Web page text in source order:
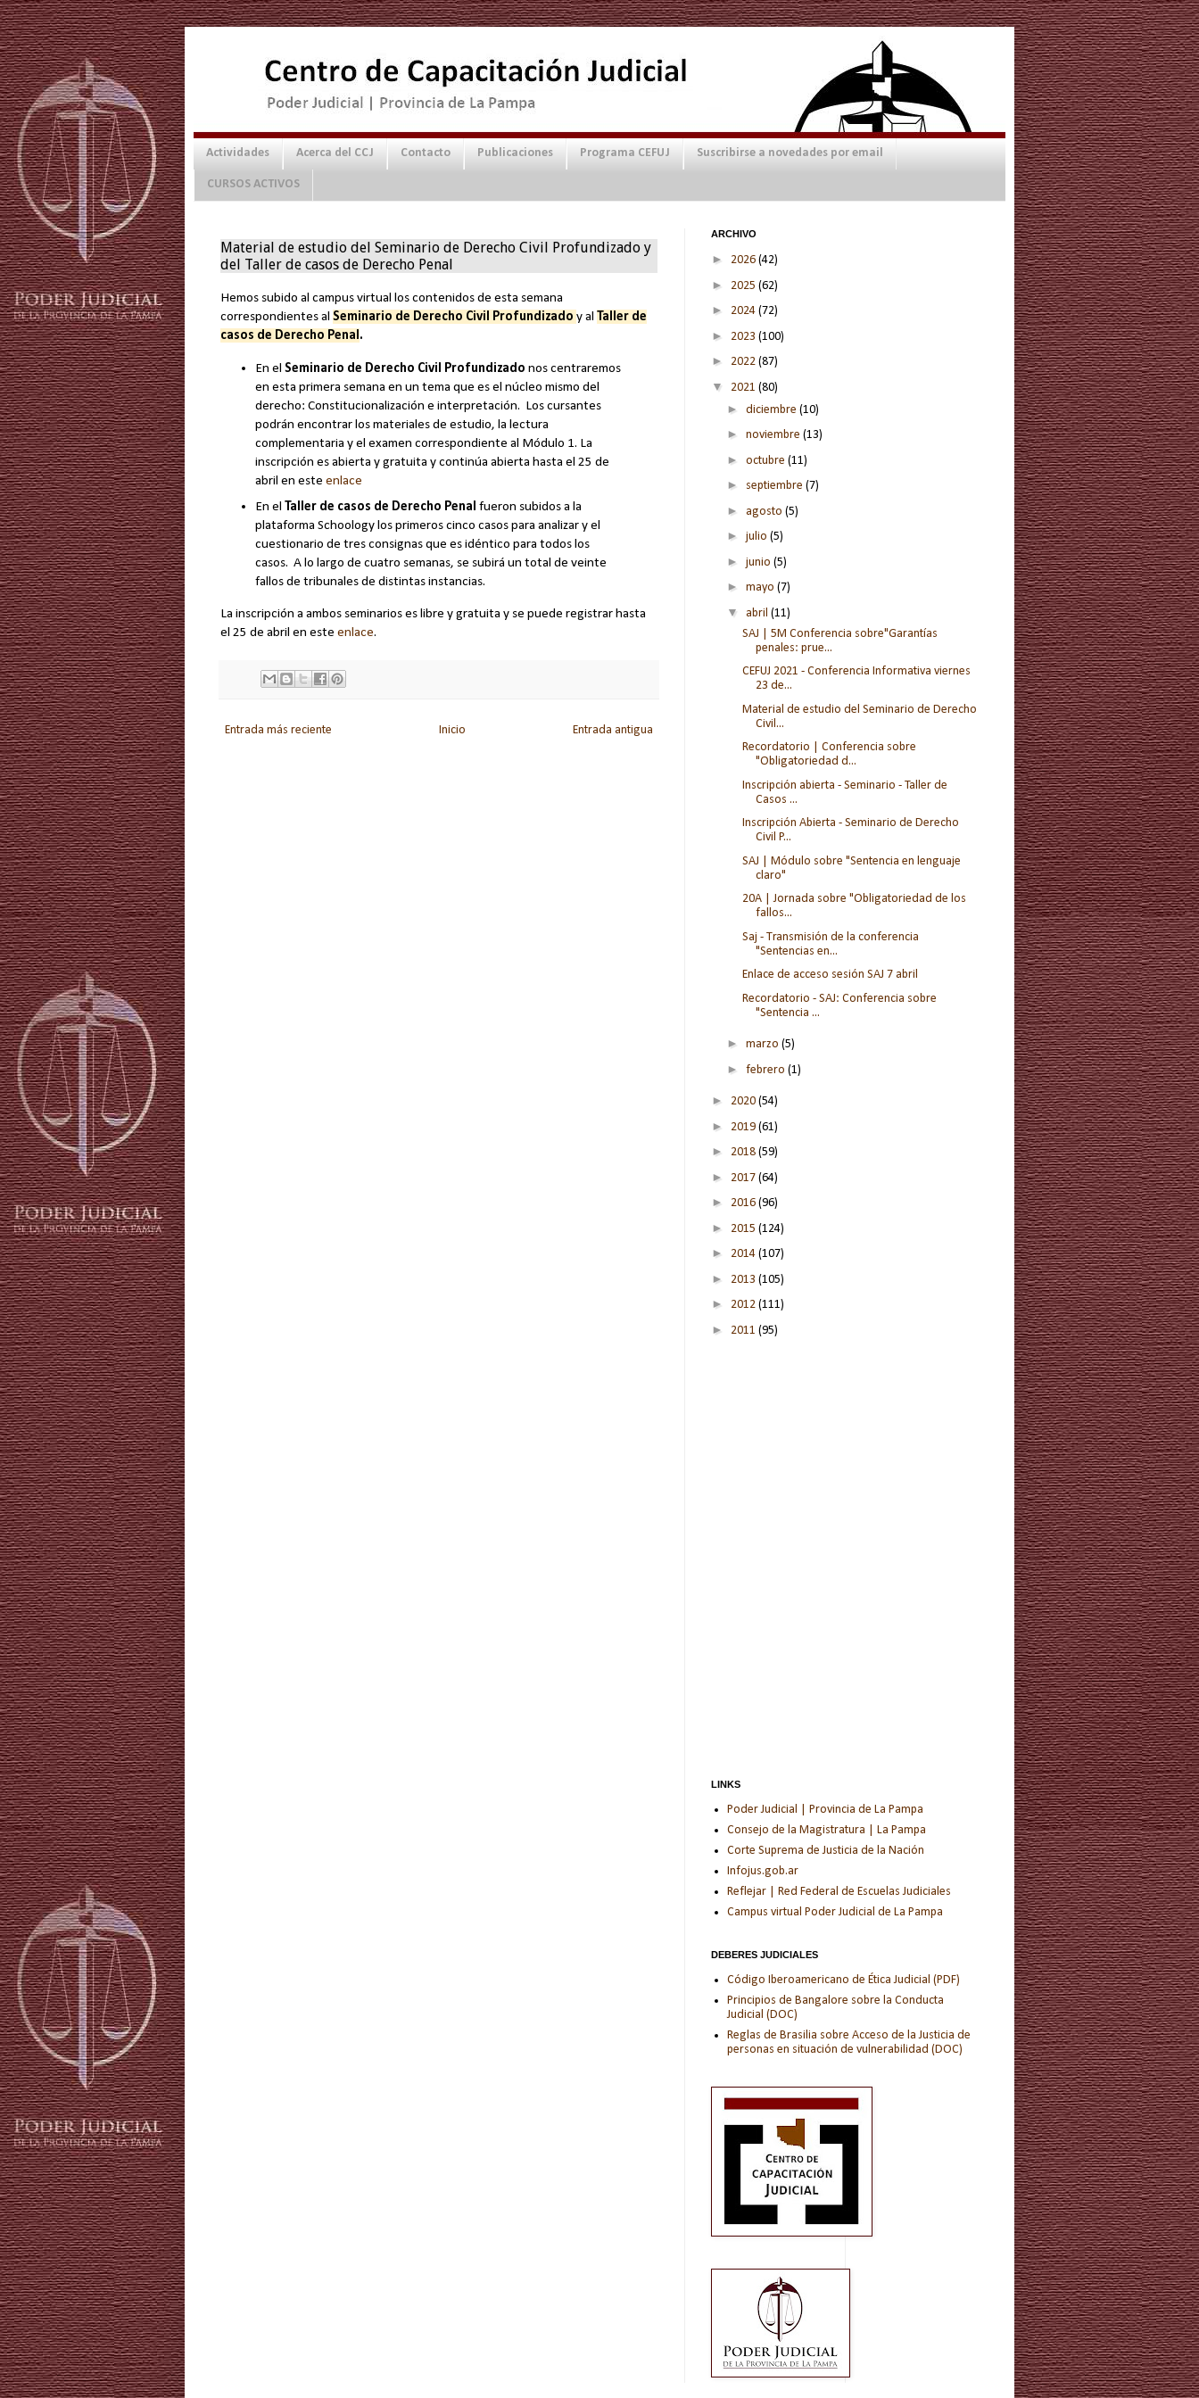
Actividades Acerca del CCJ Contacto Publicaciones Programa CEFUJ Suscribirse a novedades por email
CURSOS ACTIVOS
Material de estudio del Seminario de Derecho Civil Profundizado y
del Taller de casos de Derecho Penal
Hemos subido al campus virtual los contenidos de esta semana
correspondientes al Seminario de Derecho Civil Profundizado y al Taller de
casos de Derecho Penal.
En el Seminario de Derecho Civil Profundizado nos centraremos
en esta primera semana en un tema que es el núcleo mismo del
derecho: Constitucionalización e interpretación. Los cursantes
podrán encontrar los materiales de estudio, la lectura
complementaria y el examen correspondiente al Módulo 1. La
inscripción es abierta y gratuita y continúa abierta hasta el 25 de
abril en este enlace
En el Taller de casos de Derecho Penal fueron subidos a la
plataforma Schoology los primeros cinco casos para analizar y el
cuestionario de tres consignas que es idéntico para todos los
casos. A lo largo de cuatro semanas, se subirá un total de veinte
fallos de tribunales de distintas instancias.
La inscripción a ambos seminarios es libre y gratuita y se puede registrar hasta
el 25 de abril en este enlace.
Entrada más reciente Entrada antigua
Inicio
ARCHIVO
► 2026 (42)
► 2025 (62)
► 2024 (72)
► 2023 (100)
► 2022 (87)
▼ 2021 (80)
► diciembre (10)
► noviembre (13)
► octubre (11)
► septiembre (7)
► agosto (5)
► julio (5)
► junio (5)
► mayo (7)
▼ abril (11)
SAJ | 5M Conferencia sobre"Garantías
penales: prue...
CEFUJ 2021 - Conferencia Informativa viernes
23 de...
Material de estudio del Seminario de Derecho
Civil...
Recordatorio | Conferencia sobre
"Obligatoriedad d...
Inscripción abierta - Seminario - Taller de
Casos ...
Inscripción Abierta - Seminario de Derecho
Civil P...
SAJ | Módulo sobre "Sentencia en lenguaje
claro"
20A | Jornada sobre "Obligatoriedad de los
fallos...
Saj - Transmisión de la conferencia
"Sentencias en...
Enlace de acceso sesión SAJ 7 abril
Recordatorio - SAJ: Conferencia sobre
"Sentencia ...
► marzo (5)
► febrero (1)
► 2020 (54)
► 2019 (61)
► 2018 (59)
► 2017 (64)
► 2016 (96)
► 2015 (124)
► 2014 (107)
► 2013 (105)
► 2012 (111)
► 2011 (95)
LINKS
Poder Judicial | Provincia de La Pampa
Consejo de la Magistratura | La Pampa
Corte Suprema de Justicia de la Nación
Infojus.gob.ar
Reflejar | Red Federal de Escuelas Judiciales
Campus virtual Poder Judicial de La Pampa
DEBERES JUDICIALES
Código Iberoamericano de Ética Judicial (PDF)
Principios de Bangalore sobre la Conducta
Judicial (DOC)
Reglas de Brasilia sobre Acceso de la Justicia de
personas en situación de vulnerabilidad (DOC)